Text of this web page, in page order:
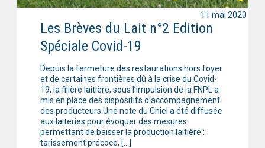
Les Brèves du Lait n°2 Edition
Spéciale Covid-19
Depuis la fermeture des restaurations hors foyer
et de certaines frontières dû à la crise du Covid-
19, la filière laitière, sous l’impulsion de la FNPL a
mis en place des dispositifs d’accompagnement
des producteurs.Une note du Cniel a été diffusée
aux laiteries pour évoquer des mesures
permettant de baisser la production laitière :
tarissement précoce, […]
11 mai 2020